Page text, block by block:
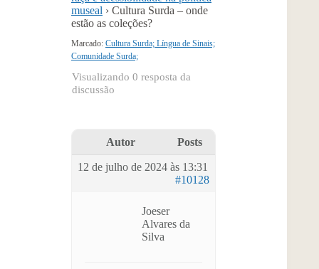
museal › Cultura Surda – onde
estão as coleções?
Marcado: Cultura Surda; Língua de Sinais;
Comunidade Surda;
Visualizando 0 resposta da
discussão
Autor Posts
12 de julho de 2024 às 13:31
#10128
Joeser
Alvares da
Silva